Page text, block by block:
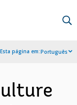
Esta página em:Português